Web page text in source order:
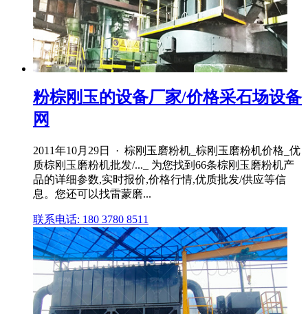
粉棕刚玉的设备厂家/价格采石场设备
网
2011年10月29日 · 棕刚玉磨粉机_棕刚玉磨粉机价格_优
质棕刚玉磨粉机批发/..._ 为您找到66条棕刚玉磨粉机产
品的详细参数,实时报价,价格行情,优质批发/供应等信
息。您还可以找雷蒙磨...
联系电话: 180 3780 8511